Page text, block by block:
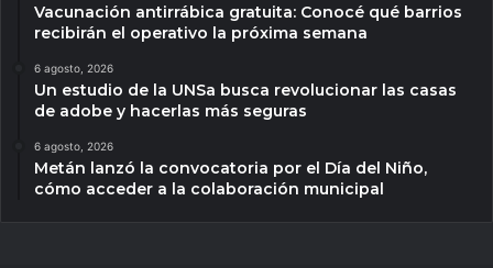
Vacunación antirrábica gratuita: Conocé qué barrios
recibirán el operativo la próxima semana
6 agosto, 2026
Un estudio de la UNSa busca revolucionar las casas
de adobe y hacerlas más seguras
6 agosto, 2026
Metán lanzó la convocatoria por el Día del Niño,
cómo acceder a la colaboración municipal